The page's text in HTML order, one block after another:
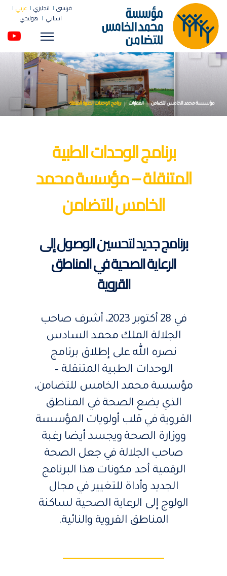
فرنسي انجليزي
عربي
اسباني
هولندي
Menu
مؤسسة محمد الخامس للتضامن العمليات برنامج الوحدات الطبية المتنقلة
برنامج الوحدات الطبية
المتنقلة – مؤسسة محمد
الخامس للتضامن
برنامج جديد لتحسين الوصول إلى
الرعاية الصحية في المناطق
القروية
في 28 أكتوبر 2023، أشرف صاحب
الجلالة الملك محمد السادس
نصره الله على إطلاق برنامج
الوحدات الطبية المتنقلة –
مؤسسة محمد الخامس للتضامن،
الذي يضع الصحة في المناطق
القروية في قلب أولويات المؤسسة
ووزارة الصحة ويجسد أيضا رغبة
صاحب الجلالة في جعل الصحة
الرقمية أحد مكونات هذا البرنامج
الجديد وأداة للتغيير في مجال
الولوج إلى الرعاية الصحية لساكنة
المناطق القروية والنائية.